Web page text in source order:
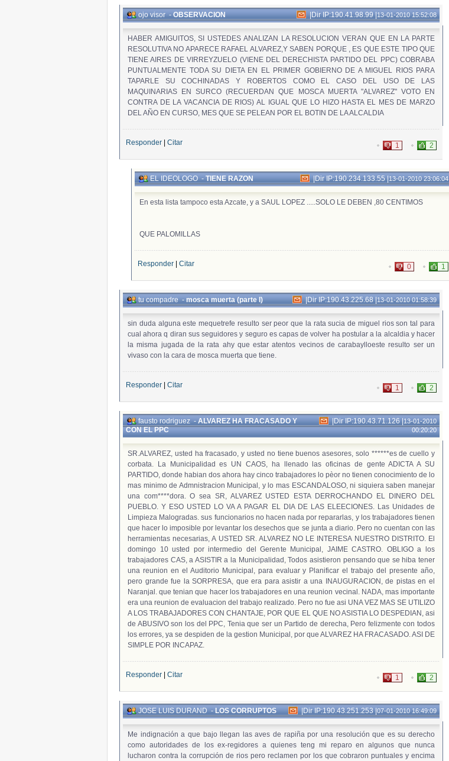
ojo visor-OBSERVACION |Dir IP:190.41.98.99|13-01-2010 15:52:08
HABER AMIGUITOS, SI USTEDES ANALIZAN LA RESOLUCION VERAN QUE EN LA PARTE
RESOLUTIVA NO APARECE RAFAEL ALVAREZ,Y SABEN PORQUE , ES QUE ESTE TIPO QUE
TIENE AIRES DE VIRREYZUELO (VIENE DEL DERECHISTA PARTIDO DEL PPC) COBRABA
PUNTUALMENTE TODA SU DIETA EN EL PRIMER GOBIERNO DE A MIGUEL RIOS PARA
TAPARLE SU COCHINADAS Y ROBERTOS COMO EL CASO DEL USO DE LAS
MAQUINARIAS EN SURCO (RECUERDAN QUE MOSCA MUERTA "ALVAREZ" VOTO EN
CONTRA DE LA VACANCIA DE RIOS) AL IGUAL QUE LO HIZO HASTA EL MES DE MARZO
DEL AÑO EN CURSO, MES QUE SE PELEAN POR EL BOTIN DE LA ALCALDIA
Responder Citar 2
1
EL IDEOLOGO-TIENE RAZON |Dir IP:190.234.133.55|13-01-2010 23:06:04
En esta lista tampoco esta Azcate, y a SAUL LOPEZ .....SOLO LE DEBEN ,80 CENTIMOS
QUE PALOMILLAS
Responder Citar 1
0
tu compadre-mosca muerta (parte I) |Dir IP:190.43.225.68|13-01-2010 01:58:39
sin duda alguna este mequetrefe resulto ser peor que la rata sucia de miguel rios son tal para
cual ahora q diran sus seguidores y seguro es capas de volver ha postular a la alcaldia y hacer
la misma jugada de la rata ahy que estar atentos vecinos de carabaylloeste resulto ser un
vivaso con la cara de mosca muerta que tiene.
Responder Citar 2
1
fausto rodriguez-ALVAREZ HA FRACASADO Y
CON EL PPC
|Dir IP:190.43.71.126|13-01-2010
00:20:20
SR.ALVAREZ, usted ha fracasado, y usted no tiene buenos asesores, solo ******es de cuello y
corbata. La Municipalidad es UN CAOS, ha llenado las oficinas de gente ADICTA A SU
PARTIDO, donde habian dos ahora hay cinco trabajadores lo pèor no tienen conocimiento de lo
mas minimo de Admnistracion Municipal, y lo mas ESCANDALOSO, ni siquiera saben manejar
una com****dora. O sea SR, ALVAREZ USTED ESTA DERROCHANDO EL DINERO DEL
PUEBLO. Y ESO USTED LO VA A PAGAR EL DIA DE LAS ELEECIONES. Las Unidades de
Limpieza Malogradas. sus funcionarios no hacen nada por repararlas, y los trabajadores tienen
que hacer lo imposible por levantar los desechos que se junta a diario. Pero no cuentan con las
herramientas necesarias, A USTED SR. ALVAREZ NO LE INTERESA NUESTRO DISTRITO. El
domingo 10 usted por intermedio del Gerente Municipal, JAIME CASTRO. OBLIGO a los
trabajadores CAS, a ASISTIR a la Municipalidad, Todos asistieron pensando que se hiba tener
una reunion en el Auditorio Municipal, para evaluar y Planificar el trabajo del presente año,
pero grande fue la SORPRESA, que era para asistir a una INAUGURACION, de pistas en el
Naranjal. que tenian que hacer los trabajadores en una reunion vecinal. NADA, mas importante
era una reunion de evaluacion del trabajo realizado. Pero no fue asi UNA VEZ MAS SE UTILIZO
A LOS TRABAJADORES CON CHANTAJE, POR QUE EL QUE NO ASISTIA LO DESPEDIAN, asi
de ABUSIVO son los del PPC, Tenia que ser un Partido de derecha, Pero felizmente con todos
los errores, ya se despiden de la gestion Municipal, por que ALVAREZ HA FRACASADO. ASI DE
SIMPLE POR INCAPAZ.
Responder Citar 2
1
JOSE LUIS DURAND-LOS CORRUPTOS |Dir IP:190.43.251.253|07-01-2010 16:49:09
Me indignación a que bajo llegan las aves de rapiña por una resolución que es su derecho
como autoridades de los ex-regidores a quienes teng mi reparo en algunos que nunca
lucharon contra la corrupción de rios pero reclamen por los que cobraron puntuales y encima